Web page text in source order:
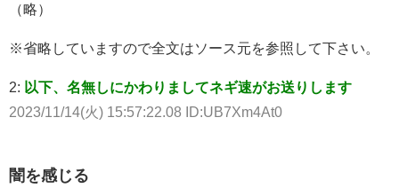
（略）
※省略していますので全文はソース元を参照して下さい。
2: 以下、名無しにかわりましてネギ速がお送りします
2023/11/14(火) 15:57:22.08 ID:UB7Xm4At0
闇を感じる